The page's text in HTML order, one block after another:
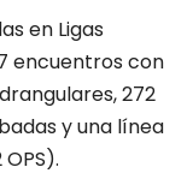
en Ligas
encuentros con
272
y una línea